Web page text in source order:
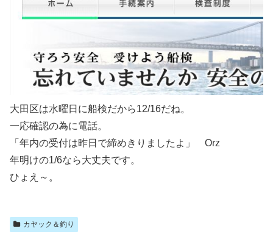
大田区は水曜日に船検だから12/16だね。
一応確認の為に電話。
「年内の受付は昨日で締めきりましたよ」 Orz
年明けの1/6なら大丈夫です。
ひょえ～。
カヤック＆釣り